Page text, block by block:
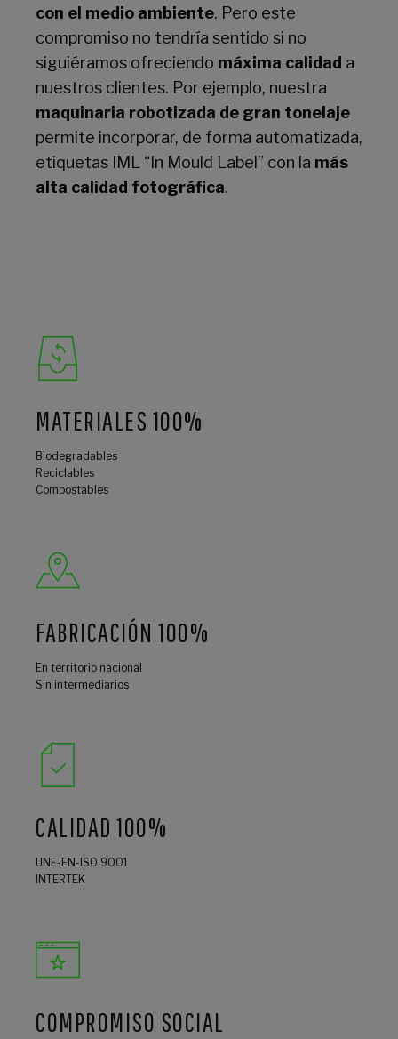
con el medio ambiente. Pero este
compromiso no tendría sentido si no
siguiéramos ofreciendo máxima calidad a
nuestros clientes. Por ejemplo, nuestra
maquinaria robotizada de gran tonelaje
permite incorporar, de forma automatizada,
etiquetas IML “In Mould Label” con la más
alta calidad fotográfica.
MATERIALES 100%
Biodegradables
Reciclables
Compostables
FABRICACIÓN 100%
En territorio nacional
Sin intermediarios
CALIDAD 100%
UNE-EN-ISO 9001
INTERTEK
COMPROMISO SOCIAL